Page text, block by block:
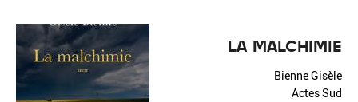
Réinitialiser Fermer la recherche avancée
LA MALCHIMIE
Bienne Gisèle
Actes Sud